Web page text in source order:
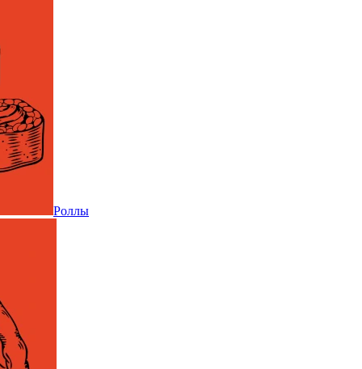
Роллы